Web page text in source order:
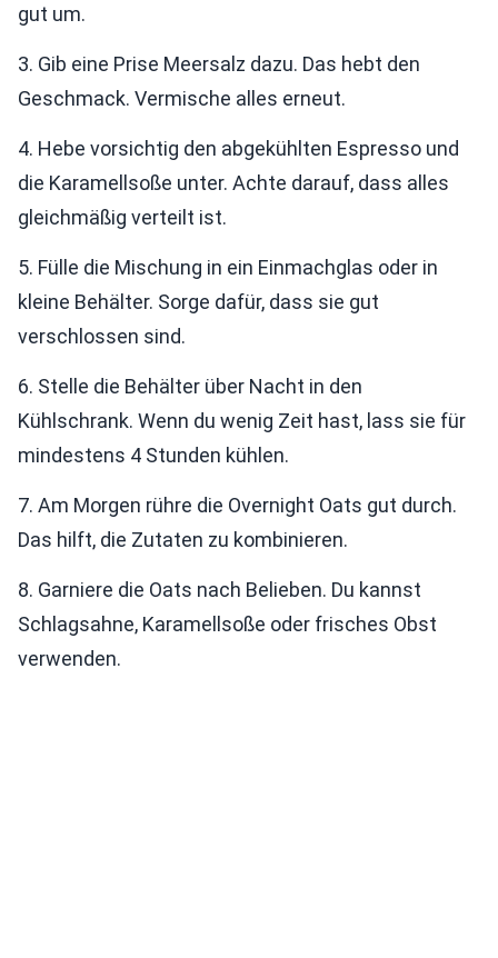
gut um.
3. Gib eine Prise Meersalz dazu. Das hebt den
Geschmack. Vermische alles erneut.
4. Hebe vorsichtig den abgekühlten Espresso und
die Karamellsoße unter. Achte darauf, dass alles
gleichmäßig verteilt ist.
5. Fülle die Mischung in ein Einmachglas oder in
kleine Behälter. Sorge dafür, dass sie gut
verschlossen sind.
6. Stelle die Behälter über Nacht in den
Kühlschrank. Wenn du wenig Zeit hast, lass sie für
mindestens 4 Stunden kühlen.
7. Am Morgen rühre die Overnight Oats gut durch.
Das hilft, die Zutaten zu kombinieren.
8. Garniere die Oats nach Belieben. Du kannst
Schlagsahne, Karamellsoße oder frisches Obst
verwenden.